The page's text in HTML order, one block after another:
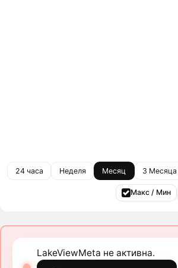
24 часа Неделя Месяц 3 Месяца
Макс / Мин
LakeViewMeta не активна.